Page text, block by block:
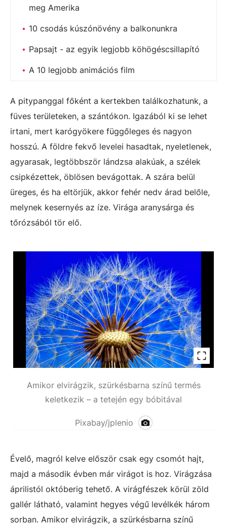
meg Amerika
10 csodás kúszónövény a balkonunkra
Papsajt - az egyik legjobb köhögéscsillapító
A 10 legjobb animációs film
A pitypanggal főként a kertekben találkozhatunk, a
füves területeken, a szántókon. Igazából ki se lehet
irtani, mert karógyökere függőleges és nagyon
hosszú. A földre fekvő levelei hasadtak, nyeletlenek,
agyarasak, legtöbbször lándzsa alakúak, a szélek
csipkézettek, öblösen bevágottak. A szára belül
üreges, és ha eltörjük, akkor fehér nedv árad belőle,
melynek kesernyés az íze. Virága aranysárga és
tőrózsából tör elő.
Amikor elvirágzik, szürkésbarna színű termés
keletkezik – a tetején egy bóbitával
Pixabay/jplenio
Évelő, magról kelve először csak egy csomót hajt,
majd a második évben már virágot is hoz. Virágzása
áprilistól októberig tehető. A virágfészek körül zöld
gallér látható, valamint hegyes végű levélkék három
sorban. Amikor elvirágzik, a szürkésbarna színű